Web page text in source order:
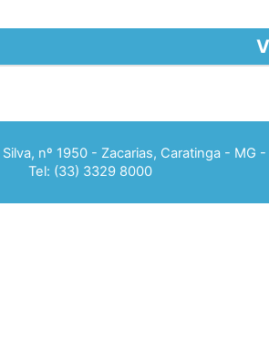
nº 1950 - Zacarias, Caratinga - MG
Tel: (33) 3329 8000